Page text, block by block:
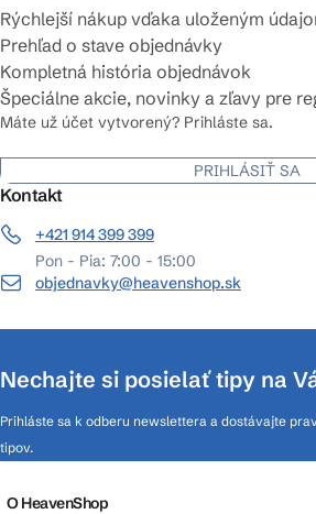
Rýchlejší nákup vďaka uloženým
Prehľad o stave objednávky
Kompletná história objednávok
Špeciálne akcie, novinky a zľavy pre
Máte už účet vytvorený? Prihláste sa.
PRIHLÁSIŤ SA
Kontakt
+421 914 399 399
Pon - Pia: 7:00 - 15:00
objednavky@heavenshop.sk
Nechajte si posielať tipy na
Prihláste sa k odberu newslettera a dostávajte
tipov.
O HeavenShop